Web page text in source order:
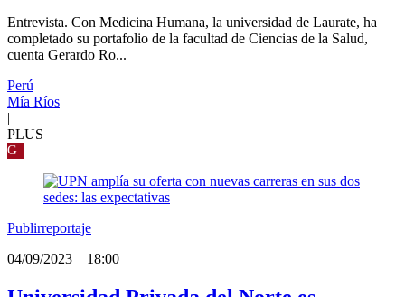
Entrevista. Con Medicina Humana, la universidad de Laurate, ha
completado su portafolio de la facultad de Ciencias de la Salud,
cuenta Gerardo Ro...
Perú
Mía Ríos
|
PLUS
G
Publirreportaje
04/09/2023
18:00